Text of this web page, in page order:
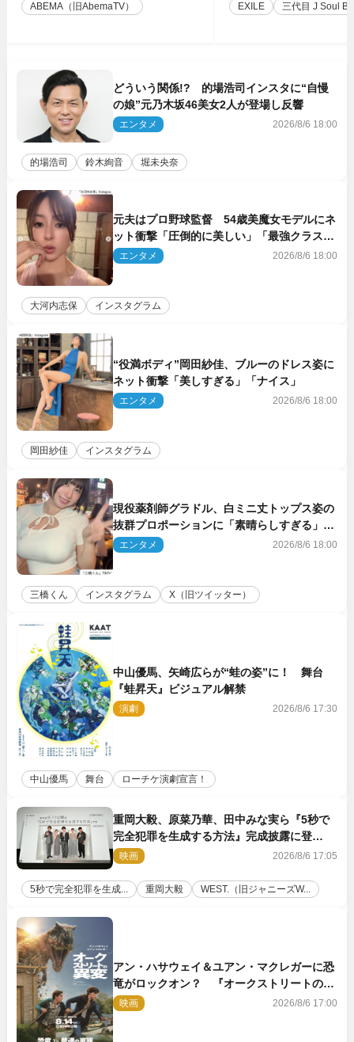
ABEMA（旧AbemaTV） EXILE 三代目 J Soul
どういう関係!? 的場浩司インスタに“自慢
の娘”元乃木坂46美女2人が登場し反響
エンタメ 2026/8/6 18:00
的場浩司 鈴木絢音 堀未央奈
元夫はプロ野球監督 54歳美魔女モデルにネ
ット衝撃「圧倒的に美しい」「最強クラス」
「うっとり」
エンタメ 2026/8/6 18:00
大河内志保 インスタグラム
“役満ボディ”岡田紗佳、ブルーのドレス姿に
ネット衝撃「美しすぎる」「ナイス」
エンタメ 2026/8/6 18:00
岡田紗佳 インスタグラム
現役薬剤師グラドル、白ミニ丈トップス姿の
抜群プロポーションに「素晴らしすぎる」
「すっっっご！」とネット絶賛
エンタメ 2026/8/6 18:00
三橋くん インスタグラム X（旧ツイッター）
中山優馬、矢崎広らが“蛙の姿”に！ 舞台
『蛙昇天』ビジュアル解禁
演劇 2026/8/6 17:30
中山優馬 舞台 ローチケ演劇宣言！
重岡大毅、原菜乃華、田中みな実ら『5秒で
完全犯罪を生成する方法』完成披露に登
壇！ それぞれのAI活用術も発表
映画 2026/8/6 17:05
5秒で完全犯罪を生成... 重岡大毅 WEST.（旧ジャニーズW...
アン・ハサウェイ＆ユアン・マクレガーに恐
竜がロックオン？ 『オークストリートの異
変』新ビジュアル＆本編映像初解禁
映画 2026/8/6 17:00